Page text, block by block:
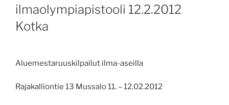
ilmaolympiapistooli 12.2.2012
Kotka
Aluemestaruuskilpailut ilma-aseilla
Rajakalliontie 13 Mussalo 11. – 12.02.2012